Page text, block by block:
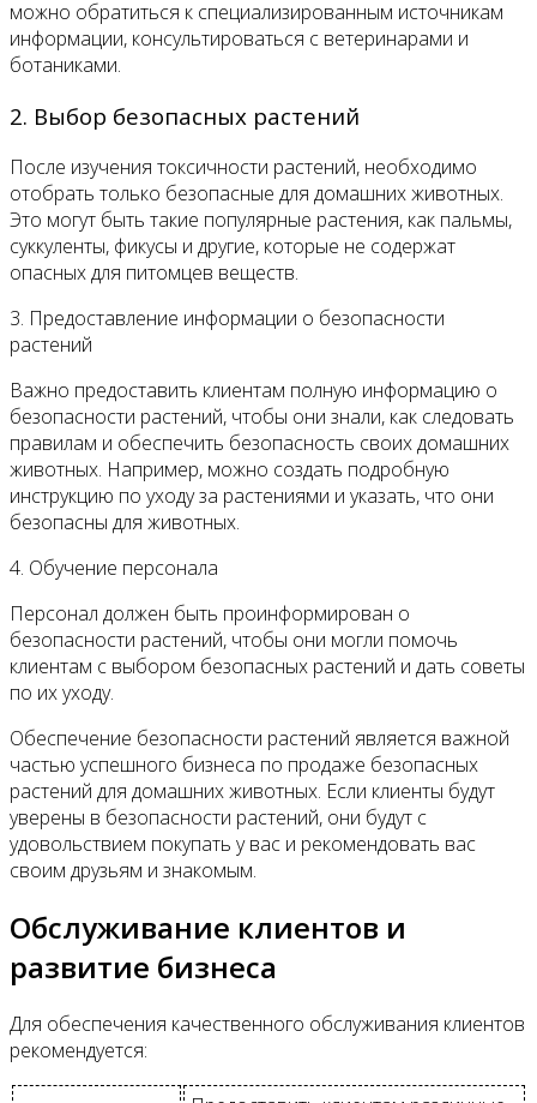
можно обратиться к специализированным источникам
информации, консультироваться с ветеринарами и
ботаниками.
2. Выбор безопасных растений
После изучения токсичности растений, необходимо
отобрать только безопасные для домашних животных.
Это могут быть такие популярные растения, как пальмы,
суккуленты, фикусы и другие, которые не содержат
опасных для питомцев веществ.
3. Предоставление информации о безопасности
растений
Важно предоставить клиентам полную информацию о
безопасности растений, чтобы они знали, как следовать
правилам и обеспечить безопасность своих домашних
животных. Например, можно создать подробную
инструкцию по уходу за растениями и указать, что они
безопасны для животных.
4. Обучение персонала
Персонал должен быть проинформирован о
безопасности растений, чтобы они могли помочь
клиентам с выбором безопасных растений и дать советы
по их уходу.
Обеспечение безопасности растений является важной
частью успешного бизнеса по продаже безопасных
растений для домашних животных. Если клиенты будут
уверены в безопасности растений, они будут с
удовольствием покупать у вас и рекомендовать вас
своим друзьям и знакомым.
Обслуживание клиентов и
развитие бизнеса
Для обеспечения качественного обслуживания клиентов
рекомендуется: